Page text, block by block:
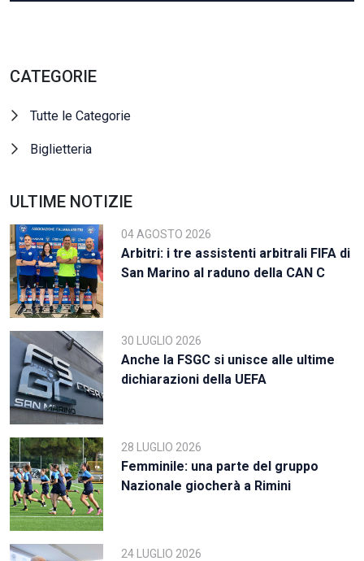
CATEGORIE
Tutte le Categorie
Biglietteria
ULTIME NOTIZIE
04 AGOSTO 2026
Arbitri: i tre assistenti arbitrali FIFA di
San Marino al raduno della CAN C
30 LUGLIO 2026
Anche la FSGC si unisce alle ultime
dichiarazioni della UEFA
28 LUGLIO 2026
Femminile: una parte del gruppo
Nazionale giocherà a Rimini
24 LUGLIO 2026